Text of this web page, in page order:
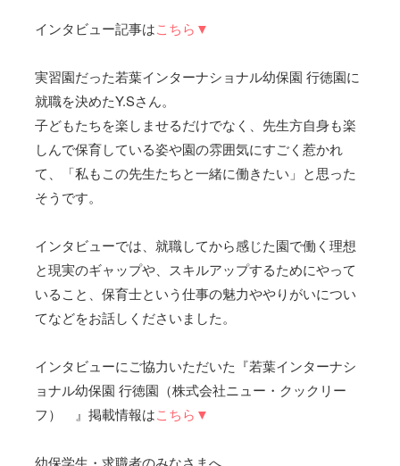
インタビュー記事はこちら▼
実習園だった若葉インターナショナル幼保園 行徳園に
就職を決めたY.Sさん。
子どもたちを楽しませるだけでなく、先生方自身も楽
しんで保育している姿や園の雰囲気にすごく惹かれ
て、「私もこの先生たちと一緒に働きたい」と思った
そうです。
インタビューでは、就職してから感じた園で働く理想
と現実のギャップや、スキルアップするためにやって
いること、保育士という仕事の魅力ややりがいについ
てなどをお話しくださいました。
インタビューにご協力いただいた『若葉インターナシ
ョナル幼保園 行徳園（株式会社ニュー・クックリー
フ） 』掲載情報はこちら▼
幼保学生・求職者のみなさまへ